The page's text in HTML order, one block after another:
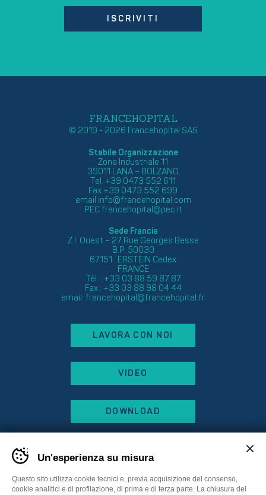
ISCRIVITI
FRANCEHOPITAL
© 2019 - 2026 Francehopital SAS
Stabile Organizzazione
Zona Industriale 11
39011 LANA – BOLZANO
Tel. +39 0473 552 611
Fax +39 0473 552 699
email info@francehopital.com
PECfrancehopital@pec.it
Sede Francia
Z.I. Ouest – 27 Rue Georges Besse
B.P. 50030
67151 ERSTEIN Cedex
FRANCE
Tél. : +33 03 88 59 87 87
Fax : +33 03 88 98 04 44
email: francehopital@francehopital.fr
LAVORA CON NOI
VIDEO
DOWNLOAD
Un'esperienza su misura
Questo sito utilizza cookie tecnici e, previa acquisizione del consenso,
cookie analitici e di profilazione, di prima e di terza parte. La chiusura del